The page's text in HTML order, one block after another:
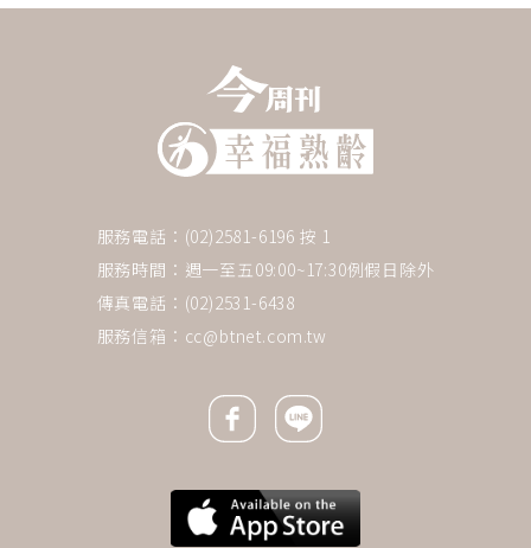
服務電話：(02)2581-6196 按 1
服務時間：週一至五09:00~17:30例假日除外
傳真電話：(02)2531-6438
服務信箱： cc@btnet.com.tw
Facebook icon
Line icon